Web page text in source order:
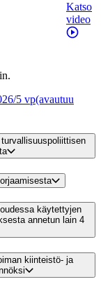
Katso
video
5 vp(avautuu
käytettyjen
annetun lain 4
kiinteistö- ja